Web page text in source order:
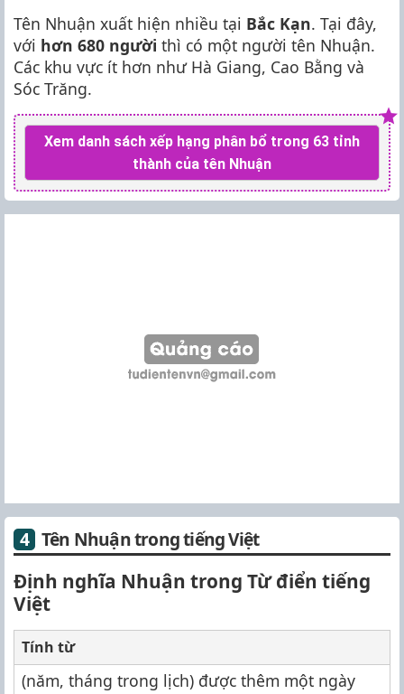
Tên Nhuận xuất hiện nhiều tại Bắc Kạn. Tại đây,
với hơn 680 người thì có một người tên Nhuận.
Các khu vực ít hơn như Hà Giang, Cao Bằng và
Sóc Trăng.
Xem danh sách xếp hạng phân bổ trong 63 tỉnh
thành của tên Nhuận
Tên Nhuận trong tiếng Việt
Định nghĩa Nhuận trong Từ điển tiếng
Việt
Tính từ
(năm, tháng trong lịch) được thêm một ngày